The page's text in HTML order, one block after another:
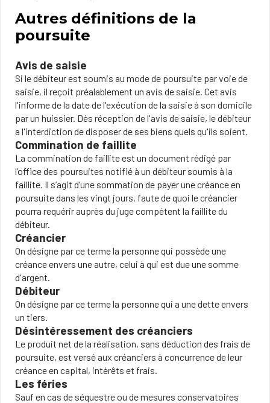
Autres définitions de la
poursuite
Avis de saisie
Si le débiteur est soumis au mode de poursuite par voie de
saisie, il reçoit préalablement un avis de saisie. Cet avis
l'informe de la date de l'exécution de la saisie à son domicile
par un huissier. Dès réception de l'avis de saisie, le débiteur
a l'interdiction de disposer de ses biens quels qu'ils soient.
Commination de faillite
La commination de faillite est un document rédigé par
l’office des poursuites notifié à un débiteur soumis à la
faillite. Il s’agit d’une sommation de payer une créance en
poursuite dans les vingt jours, faute de quoi le créancier
pourra requérir auprès du juge compétent la faillite du
débiteur.
Créancier
On désigne par ce terme la personne qui possède une
créance envers une autre, celui à qui est due une somme
d'argent.
Débiteur
On désigne par ce terme la personne qui a une dette envers
un tiers.
Désintéressement des créanciers
Le produit net de la réalisation, sans déduction des frais de
poursuite, est versé aux créanciers à concurrence de leur
créance en capital, intérêts et frais.
Les féries
Sauf en cas de séquestre ou de mesures conservatoires